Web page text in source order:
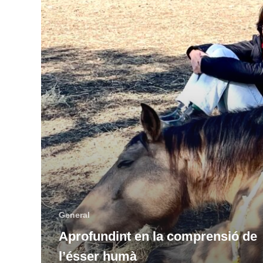
General
Aprofundint en la comprensió de
l’ésser humà